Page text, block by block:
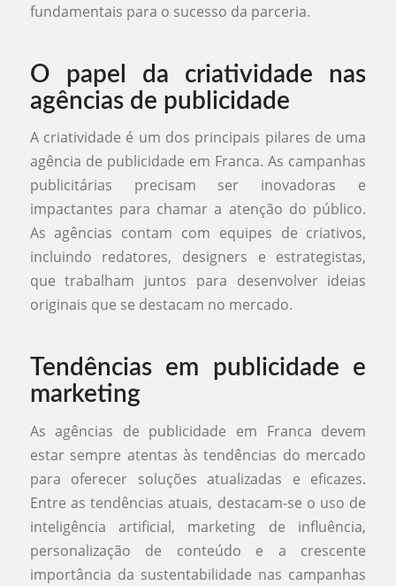
fundamentais para o sucesso da parceria.
O papel da criatividade nas
agências de publicidade
A criatividade é um dos principais pilares de uma
agência de publicidade em Franca. As campanhas
publicitárias precisam ser inovadoras e
impactantes para chamar a atenção do público.
As agências contam com equipes de criativos,
incluindo redatores, designers e estrategistas,
que trabalham juntos para desenvolver ideias
originais que se destacam no mercado.
Tendências em publicidade e
marketing
As agências de publicidade em Franca devem
estar sempre atentas às tendências do mercado
para oferecer soluções atualizadas e eficazes.
Entre as tendências atuais, destacam-se o uso de
inteligência artificial, marketing de influência,
personalização de conteúdo e a crescente
importância da sustentabilidade nas campanhas